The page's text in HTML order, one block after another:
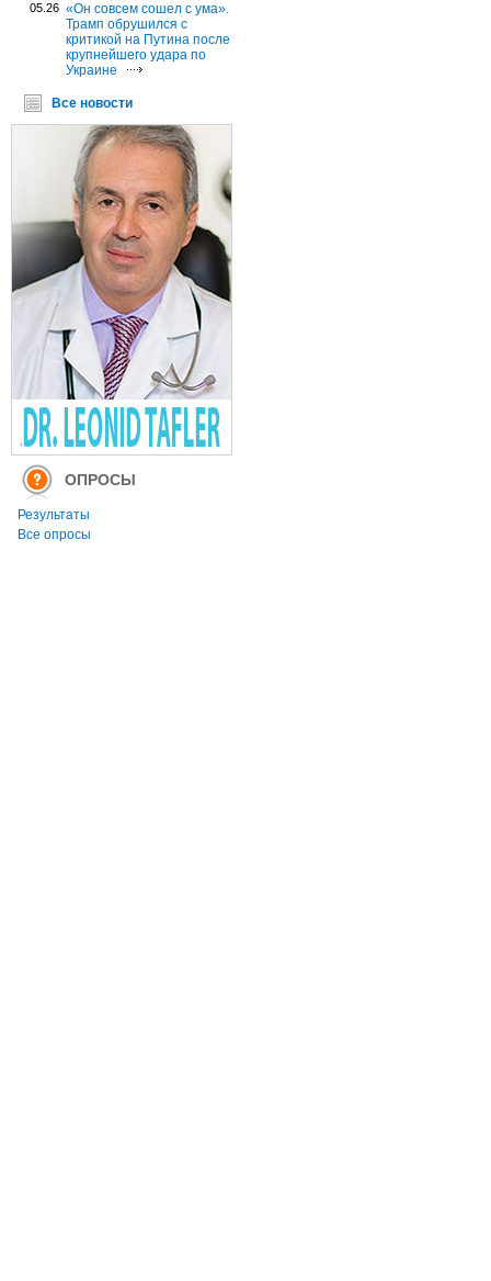
05.26 «Он совсем сошел с ума».
Трамп обрушился с
критикой на Путина после
крупнейшего удара по
Украине
Все новости
ОПРОСЫ
Результаты
Все опросы